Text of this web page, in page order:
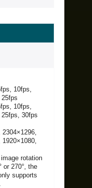
10fps,
10fps,
30fps
rotation
or 270°, the
supports